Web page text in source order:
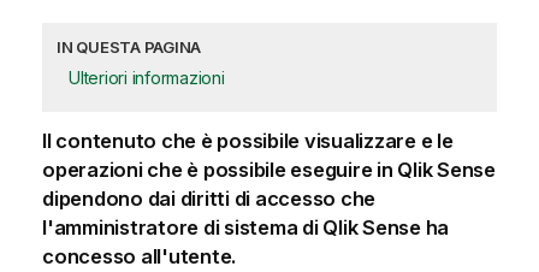
IN QUESTA PAGINA
Ulteriori informazioni
Il contenuto che è possibile visualizzare e le
operazioni che è possibile eseguire in Qlik Sense
dipendono dai diritti di accesso che
l'amministratore di sistema di Qlik Senseha
concesso all'utente.